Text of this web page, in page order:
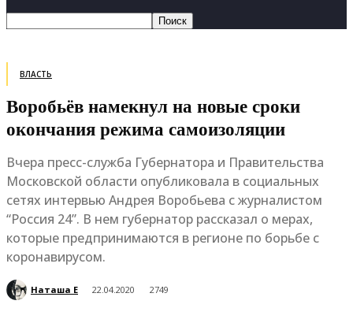
ВЛАСТЬ
Воробьёв намекнул на новые сроки
окончания режима самоизоляции
Вчера пресс-служба Губернатора и Правительства
Московской области опубликовала в социальных
сетях интервью Андрея Воробьева с журналистом
“Россия 24”. В нем губернатор рассказал о мерах,
которые предпринимаются в регионе по борьбе с
коронавирусом.
Наташа Е 22.04.2020 2749